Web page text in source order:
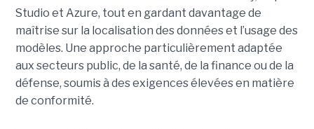
Studio et Azure, tout en gardant davantage de
maîtrise sur la localisation des données et l’usage des
modèles. Une approche particulièrement adaptée
aux secteurs public, de la santé, de la finance ou de la
défense, soumis à des exigences élevées en matière
de conformité.